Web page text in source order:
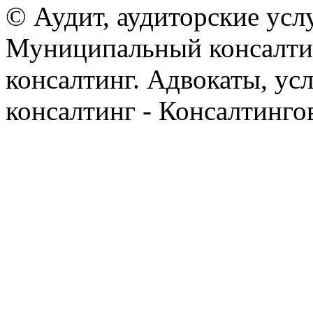
© Аудит, аудиторские
Муниципальный
консалтинг. Адвокаты,
консалтинг -